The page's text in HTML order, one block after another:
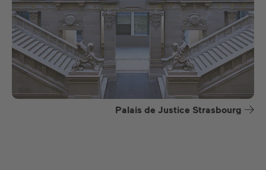
Palais de Justice Strasbourg